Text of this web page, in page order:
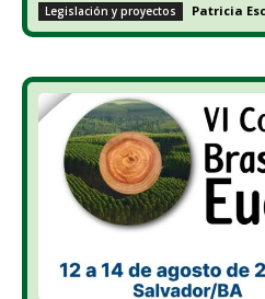
Legislación y proyectos Patricia